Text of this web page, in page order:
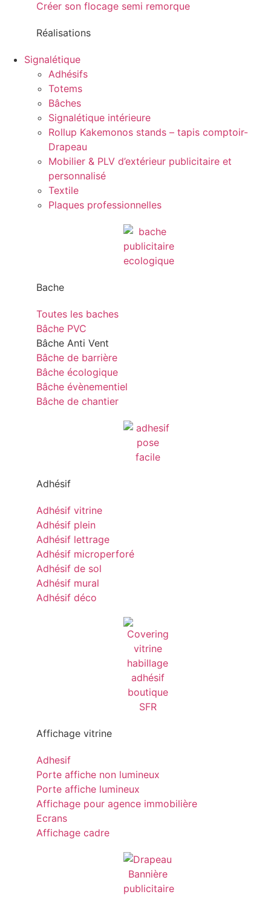
Créer son flocage semi remorque
Réalisations
Signalétique
Adhésifs
Totems
Bâches
Signalétique intérieure
Rollup Kakemonos stands – tapis comptoir-
Drapeau
Mobilier & PLV d’extérieur publicitaire et
personnalisé
Textile
Plaques professionnelles
Bache
Toutes les baches
Bâche PVC
Bâche Anti Vent
Bâche de barrière
Bâche écologique
Bâche évènementiel
Bâche de chantier
Adhésif
Adhésif vitrine
Adhésif plein
Adhésif lettrage
Adhésif microperforé
Adhésif de sol
Adhésif mural
Adhésif déco
Affichage vitrine
Adhesif
Porte affiche non lumineux
Porte affiche lumineux
Affichage pour agence immobilière
Ecrans
Affichage cadre